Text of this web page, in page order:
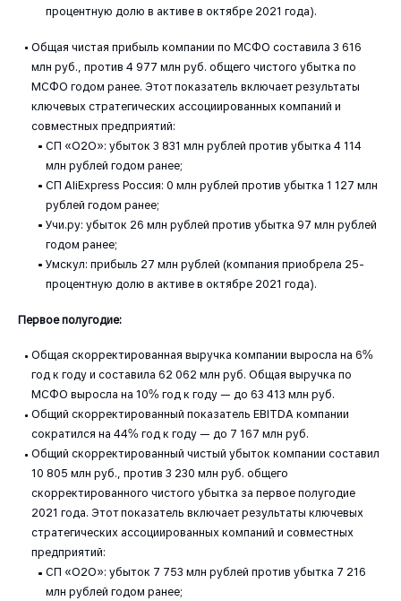
процентную долю в активе в октябре 2021 года).
Общая чистая прибыль компании по МСФО составила 3 616
млн руб., против 4 977 млн руб. общего чистого убытка по
МСФО годом ранее. Этот показатель включает результаты
ключевых стратегических ассоциированных компаний и
совместных предприятий:
СП «O2O»: убыток 3 831 млн рублей против убытка 4 114
млн рублей годом ранее;
СП AliExpress Россия: 0 млн рублей против убытка 1 127 млн
рублей годом ранее;
Учи.ру: убыток 26 млн рублей против убытка 97 млн рублей
годом ранее;
Умскул: прибыль 27 млн рублей (компания приобрела 25-
процентную долю в активе в октябре 2021 года).
Первое полугодие:
Общая скорректированная выручка компании выросла на 6%
год к году и составила 62 062 млн руб. Общая выручка по
МСФО выросла на 10% год к году — до 63 413 млн руб.
Общий скорректированный показатель EBITDA компании
сократился на 44% год к году — до 7 167 млн руб.
Общий скорректированный чистый убыток компании составил
10 805 млн руб., против 3 230 млн руб. общего
скорректированного чистого убытка за первое полугодие
2021 года. Этот показатель включает результаты ключевых
стратегических ассоциированных компаний и совместных
предприятий:
СП «O2O»: убыток 7 753 млн рублей против убытка 7 216
млн рублей годом ранее;